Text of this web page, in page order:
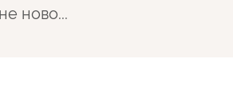
ново...